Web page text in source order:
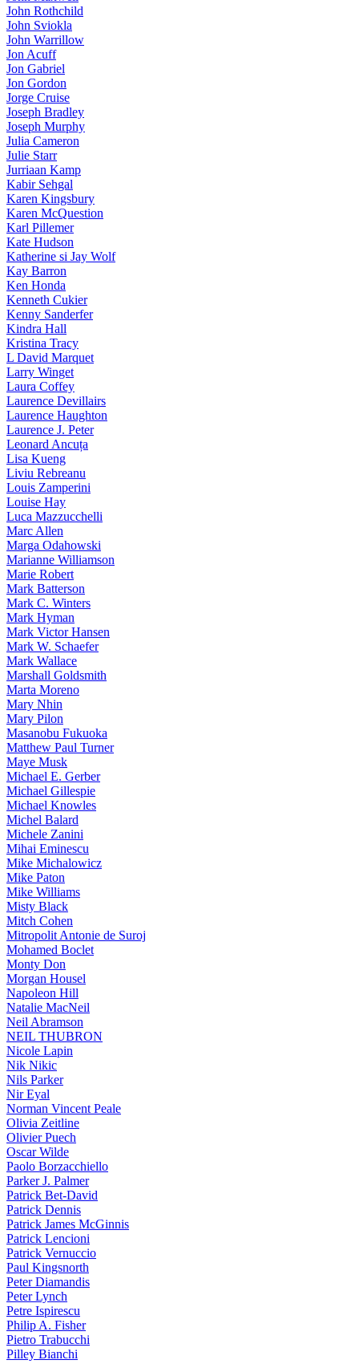
John Rothchild
John Sviokla
John Warrillow
Jon Acuff
Jon Gabriel
Jon Gordon
Jorge Cruise
Joseph Bradley
Joseph Murphy
Julia Cameron
Julie Starr
Jurriaan Kamp
Kabir Sehgal
Karen Kingsbury
Karen McQuestion
Karl Pillemer
Kate Hudson
Katherine si Jay Wolf
Kay Barron
Ken Honda
Kenneth Cukier
Kenny Sanderfer
Kindra Hall
Kristina Tracy
L David Marquet
Larry Winget
Laura Coffey
Laurence Devillairs
Laurence Haughton
Laurence J. Peter
Leonard Ancuța
Lisa Kueng
Liviu Rebreanu
Louis Zamperini
Louise Hay
Luca Mazzucchelli
Marc Allen
Marga Odahowski
Marianne Williamson
Marie Robert
Mark Batterson
Mark C. Winters
Mark Hyman
Mark Victor Hansen
Mark W. Schaefer
Mark Wallace
Marshall Goldsmith
Marta Moreno
Mary Nhin
Mary Pilon
Masanobu Fukuoka
Matthew Paul Turner
Maye Musk
Michael E. Gerber
Michael Gillespie
Michael Knowles
Michel Balard
Michele Zanini
Mihai Eminescu
Mike Michalowicz
Mike Paton
Mike Williams
Misty Black
Mitch Cohen
Mitropolit Antonie de Suroj
Mohamed Boclet
Monty Don
Morgan Housel
Napoleon Hill
Natalie MacNeil
Neil Abramson
NEIL THUBRON
Nicole Lapin
Nik Nikic
Nils Parker
Nir Eyal
Norman Vincent Peale
Olivia Zeitline
Olivier Puech
Oscar Wilde
Paolo Borzacchiello
Parker J. Palmer
Patrick Bet-David
Patrick Dennis
Patrick James McGinnis
Patrick Lencioni
Patrick Vernuccio
Paul Kingsnorth
Peter Diamandis
Peter Lynch
Petre Ispirescu
Philip A. Fisher
Pietro Trabucchi
Pilley Bianchi